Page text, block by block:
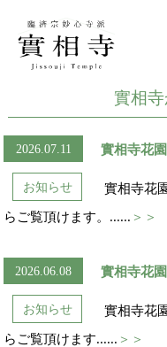
實相
2026.07.11 實相寺花
お知らせ
實相寺花
らご覧頂けます。...... ＞＞
2026.06.08 實相寺花
お知らせ
實相寺花
らご覧頂けます...... ＞＞